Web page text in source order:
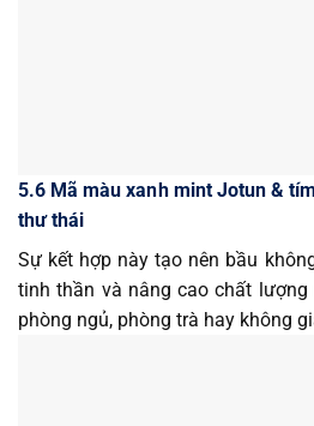
5.6 Mã màu xanh mint Jotun &
thư thái
Sự kết hợp này tạo nên bầu
tinh thần và nâng cao chất
phòng ngủ, phòng trà hay không